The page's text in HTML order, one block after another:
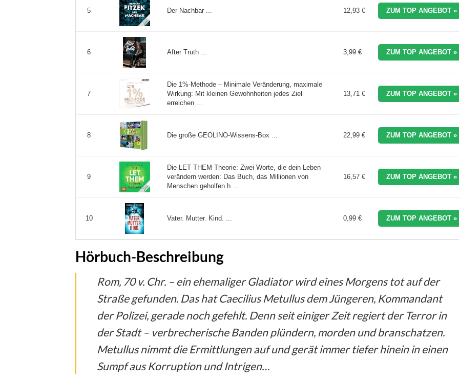
5 Der Nachbar ... 12,93 € ZUM TOP ANGEBOT »
6 After Truth ... 3,99 € ZUM TOP ANGEBOT »
7
Die 1%-Methode – Minimale Veränderung, maximale
Wirkung: Mit kleinen Gewohnheiten jedes Ziel
erreichen ...
13,71 € ZUM TOP ANGEBOT »
8 Die große GEOLINO-Wissens-Box ... 22,99 € ZUM TOP ANGEBOT »
9
Die LET THEM Theorie: Zwei Worte, die dein Leben
verändern werden: Das Buch, das Millionen von
Menschen geholfen h ...
16,57 € ZUM TOP ANGEBOT »
10 Vater. Mutter. Kind. ... 0,99 € ZUM TOP ANGEBOT »
Hörbuch-Beschreibung
Rom, 70 v. Chr. – ein ehemaliger Gladiator wird eines Morgens tot auf der
Straße gefunden. Das hat Caecilius Metullus dem Jüngeren, Kommandant
der Polizei, gerade noch gefehlt. Denn seit einiger Zeit regiert der Terror in
der Stadt – verbrecherische Banden plündern, morden und branschatzen.
Metullus nimmt die Ermittlungen auf und gerät immer tiefer hinein in einen
Sumpf aus Korruption und Intrigen…